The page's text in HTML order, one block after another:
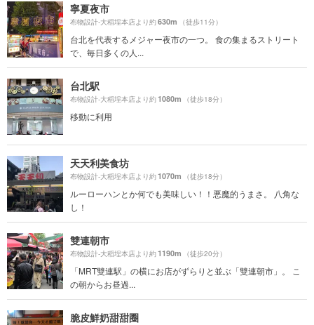
寧夏夜市
布物設計-大稻埕本店より約630m （徒歩11分）
台北を代表するメジャー夜市の一つ。 食の集まるストリート
で、毎日多くの人...
台北駅
布物設計-大稻埕本店より約1080m （徒歩18分）
移動に利用
天天利美食坊
布物設計-大稻埕本店より約1070m （徒歩18分）
ルーローハンとか何でも美味しい！！悪魔的うまさ。 八角な
し！
雙連朝市
布物設計-大稻埕本店より約1190m （徒歩20分）
「MRT雙連駅」の横にお店がずらりと並ぶ「雙連朝市」。 こ
の朝からお昼過...
脆皮鮮奶甜甜圈